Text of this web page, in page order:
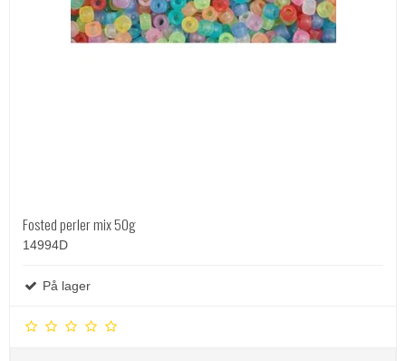
Fosted perler mix 50g
14994D
På lager